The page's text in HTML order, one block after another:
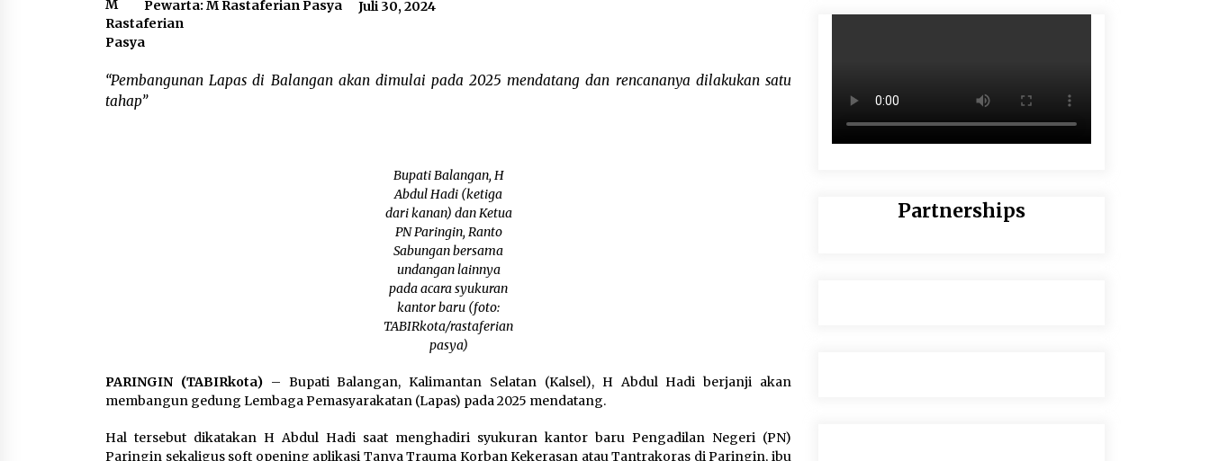
Pewarta: M Rastaferian Pasya Juli 30, 2024
“Pembangunan Lapas di Balangan akan dimulai pada 2025 mendatang dan rencananya dilakukan satu
tahap”
Bupati Balangan, H
Abdul Hadi (ketiga
dari kanan) dan Ketua
PN Paringin, Ranto
Sabungan bersama
undangan lainnya
pada acara syukuran
kantor baru (foto:
TABIRkota/rastaferian
pasya)
PARINGIN (TABIRkota) – Bupati Balangan, Kalimantan Selatan (Kalsel), H Abdul Hadi berjanji akan
membangun gedung Lembaga Pemasyarakatan (Lapas) pada 2025 mendatang.
Hal tersebut dikatakan H Abdul Hadi saat menghadiri syukuran kantor baru Pengadilan Negeri (PN)
Paringin sekaligus soft opening aplikasi Tanya Trauma Korban Kekerasan atau Tantrakoras di Paringin, ibu
Partnerships